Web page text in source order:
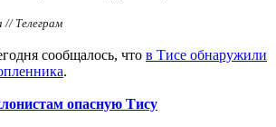
Телеграм
сообщалось, что в Тисе обнаружили
.
опасную Тису